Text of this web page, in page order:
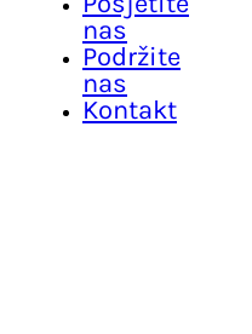
nas
Podržite
nas
Kontakt